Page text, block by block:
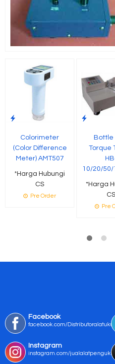
Colorimeter
(Color Difference
Meter) AMT507
*Harga Hubungi
CS
Pre Order
Bottle
Torque
10/20/50/
*Harga
CS
Pre
Facebook
facebook.com/Distributoralatukur
Instagram
instagram.com/